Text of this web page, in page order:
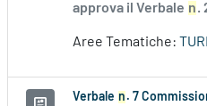
approva il Verbale n.
Aree Tematiche:
Verbale n . 7